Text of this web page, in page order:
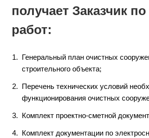
получает Заказчик по
работ:
Генеральный план очистных
строительного объекта;
Перечень технических условий
функционирования очистных
Комплект проектно-сметной
Комплект документации по